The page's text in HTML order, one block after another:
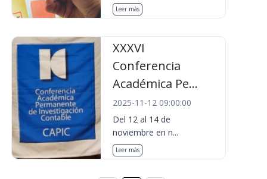
Leer más
XXXVI
Conferencia
Académica Pe...
2025-11-12 09:00:00
Del 12 al 14 de
noviembre en n...
Leer más